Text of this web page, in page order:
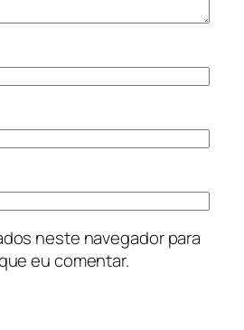
neste navegador para
eu comentar.